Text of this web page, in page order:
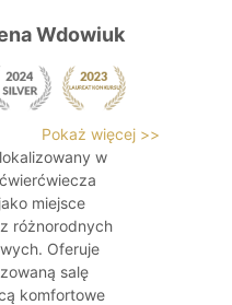
Wdowiuk
Pokaż więcej >>
w
miejsce
różnorodnych
Oferuje
salę
komfortowe